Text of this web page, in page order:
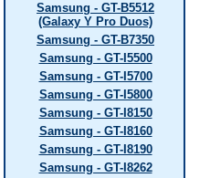
Samsung - GT-B5512
(Galaxy Y Pro Duos)
Samsung - GT-B7350
Samsung - GT-I5500
Samsung - GT-I5700
Samsung - GT-I5800
Samsung - GT-I8150
Samsung - GT-I8160
Samsung - GT-I8190
Samsung - GT-I8262